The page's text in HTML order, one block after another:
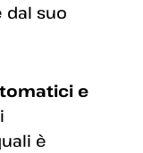
dal suo
e
è